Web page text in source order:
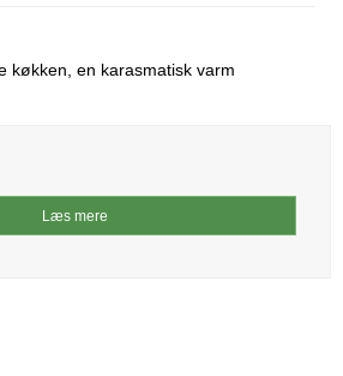
køkken, en karasmatisk varm
Læs mere